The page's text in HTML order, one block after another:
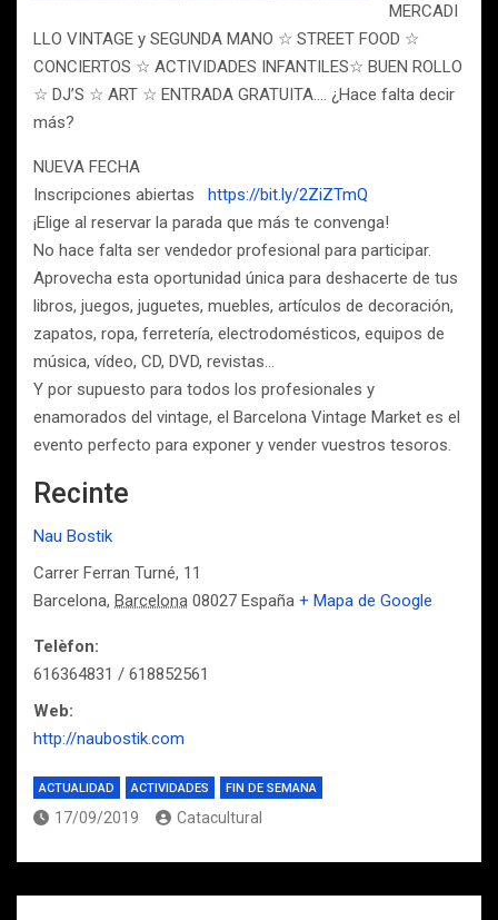
MERCADI
LLO VINTAGE y SEGUNDA MANO ☆ STREET FOOD ☆
CONCIERTOS ☆ ACTIVIDADES INFANTILES☆ BUEN ROLLO
☆ DJ’S ☆ ART ☆ ENTRADA GRATUITA…. ¿Hace falta decir
más?
NUEVA FECHA
Inscripciones abiertas https://bit.ly/2ZiZTmQ
¡Elige al reservar la parada que más te convenga!
No hace falta ser vendedor profesional para participar.
Aprovecha esta oportunidad única para deshacerte de tus
libros, juegos, juguetes, muebles, artículos de decoración,
zapatos, ropa, ferretería, electrodomésticos, equipos de
música, vídeo, CD, DVD, revistas…
Y por supuesto para todos los profesionales y
enamorados del vintage, el Barcelona Vintage Market es el
evento perfecto para exponer y vender vuestros tesoros.
Recinte
Nau Bostik
Carrer Ferran Turné, 11
Barcelona, Barcelona 08027 España + Mapa de Google
Telèfon:
616364831 / 618852561
Web:
http://naubostik.com
ACTUALIDAD ACTIVIDADES FIN DE SEMANA
17/09/2019 Catacultural